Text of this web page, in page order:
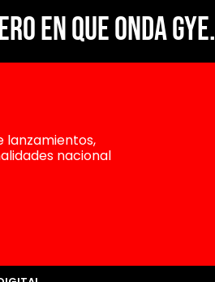
en Que Onda Gye.
lanzamientos,
nacional